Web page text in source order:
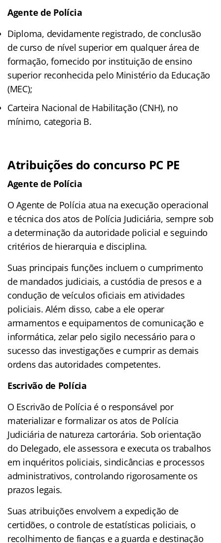
Agente de Polícia
Diploma, devidamente registrado, de conclusão
de curso de nível superior em qualquer área de
formação, fornecido por instituição de ensino
superior reconhecida pelo Ministério da Educação
(MEC);
Carteira Nacional de Habilitação (CNH), no
mínimo, categoria B.
Atribuições do concurso PC PE
Agente de Polícia
O Agente de Polícia atua na execução operacional
e técnica dos atos de Polícia Judiciária, sempre sob
a determinação da autoridade policial e seguindo
critérios de hierarquia e disciplina.
Suas principais funções incluem o cumprimento
de mandados judiciais, a custódia de presos e a
condução de veículos oficiais em atividades
policiais. Além disso, cabe a ele operar
armamentos e equipamentos de comunicação e
informática, zelar pelo sigilo necessário para o
sucesso das investigações e cumprir as demais
ordens das autoridades competentes.
Escrivão de Polícia
O Escrivão de Polícia é o responsável por
materializar e formalizar os atos de Polícia
Judiciária de natureza cartorária. Sob orientação
do Delegado, ele assessora e executa os trabalhos
em inquéritos policiais, sindicâncias e processos
administrativos, controlando rigorosamente os
prazos legais.
Suas atribuições envolvem a expedição de
certidões, o controle de estatísticas policiais, o
recolhimento de fianças e a guarda e destinação